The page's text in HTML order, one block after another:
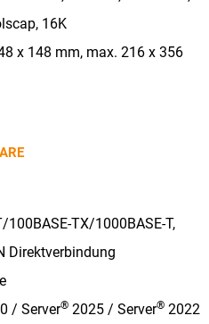
16K
x 148 mm, max. 216 x 356
100BASE-TX/1000BASE-T,
Direktverbindung
/ Server® 2025 / Server® 2022